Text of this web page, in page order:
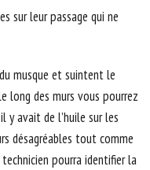
sur leur passage qui ne
musque et suintent le
long des murs vous pourrez
y avait de l’huile sur les
désagréables tout comme
technicien pourra identifier la